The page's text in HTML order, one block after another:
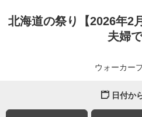
北海道の祭り【2026年2
夫婦で
ウォーカー
日付か